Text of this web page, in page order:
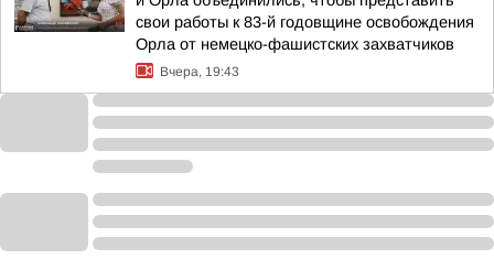
свои работы к 83-й годовщине освобождения
Орла от немецко-фашистских захватчиков
Вчера, 19:43